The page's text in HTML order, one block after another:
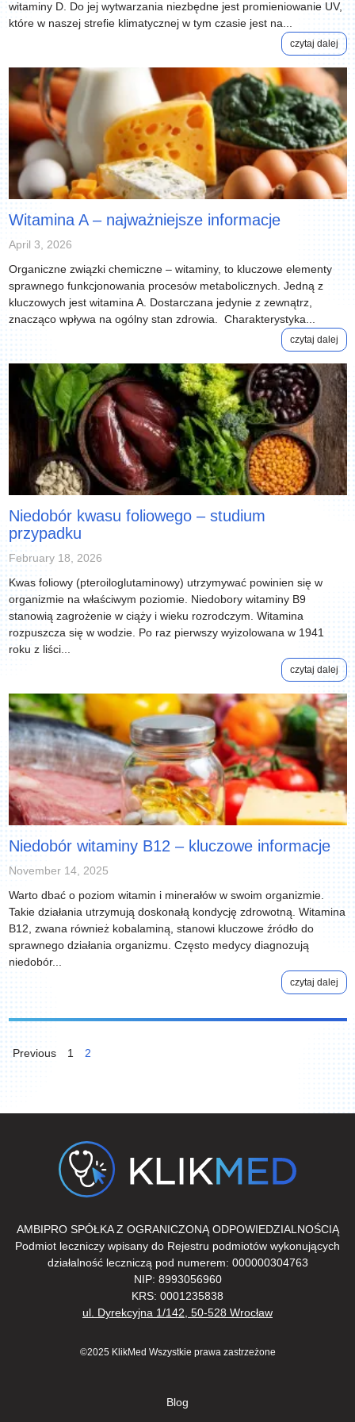
witaminy D. Do jej wytwarzania niezbędne jest promieniowanie UV,
które w naszej strefie klimatycznej w tym czasie jest na...
czytaj dalej
Witamina A – najważniejsze informacje
April 3, 2026
Organiczne związki chemiczne – witaminy, to kluczowe elementy
sprawnego funkcjonowania procesów metabolicznych. Jedną z
kluczowych jest witamina A. Dostarczana jedynie z zewnątrz,
znacząco wpływa na ogólny stan zdrowia. Charakterystyka...
czytaj dalej
Niedobór kwasu foliowego – studium
przypadku
February 18, 2026
Kwas foliowy (pteroiloglutaminowy) utrzymywać powinien się w
organizmie na właściwym poziomie. Niedobory witaminy B9
stanowią zagrożenie w ciąży i wieku rozrodczym. Witamina
rozpuszcza się w wodzie. Po raz pierwszy wyizolowana w 1941
roku z liści...
czytaj dalej
Niedobór witaminy B12 – kluczowe informacje
November 14, 2025
Warto dbać o poziom witamin i minerałów w swoim organizmie.
Takie działania utrzymują doskonałą kondycję zdrowotną. Witamina
B12, zwana również kobalaminą, stanowi kluczowe źródło do
sprawnego działania organizmu. Często medycy diagnozują
niedobór...
czytaj dalej
Posts
pagination
Previous 1 2
AMBIPRO SPÓŁKA Z OGRANICZONĄ ODPOWIEDZIALNOŚCIĄ
Podmiot leczniczy wpisany do Rejestru podmiotów wykonujących
działalność leczniczą pod numerem: 000000304763
NIP: 8993056960
KRS: 0001235838
ul. Dyrekcyjna 1/142, 50-528 Wrocław
©2025 KlikMed Wszystkie prawa zastrzeżone
Blog